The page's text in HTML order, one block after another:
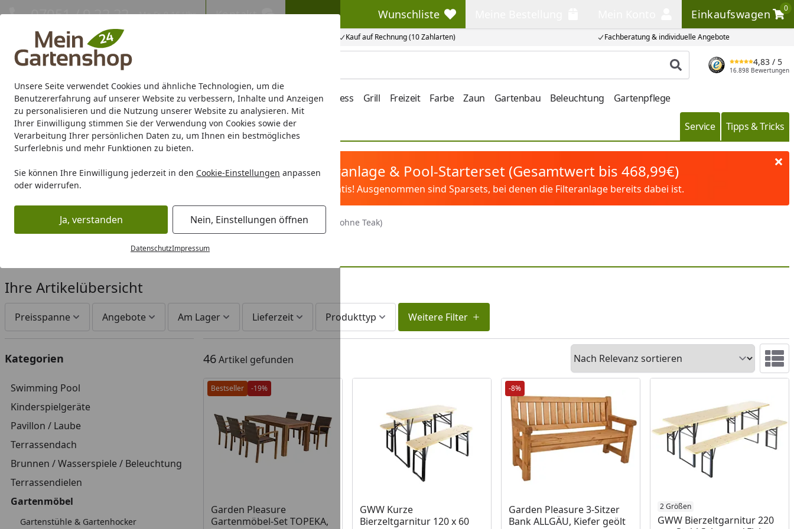
Unsere Seite verwendet Cookies und ähnliche Technologien, um die
Benutzererfahrung auf unserer Website zu verbessern, Inhalte und Anzeigen
zu personalisieren und die Nutzung unserer Website zu analysieren. Mit
Ihrer Einwilligung stimmen Sie der Verwendung von Cookies sowie der
Verarbeitung Ihrer persönlichen Daten zu, um Ihnen ein bestmögliches
Surferlebnis und mehr Funktionen zu bieten.
Sie können Ihre Einwilligung jederzeit in den Cookie-Einstellungen anpassen
oder widerrufen.
Ja, verstanden Nein, Einstellungen öffnen
DatenschutzImpressum
Eigene Montage-Teams Kauf auf Rechnung (10 Zahlarten) Fachberatung & individuelle Angebote
07051 / 9 22 22 Mo-Fr. 8-16 Uhr Kontakt Wunschliste
Wunschliste Einkaufswagen
0
Einkaufswagen
Produkt suchen
4,83 / 5
16.898 Bewertungen
Gartenhaus Gerätehaus Gewächshaus Carport/Garage/Vordach Wellness Grill Freizeit Farbe Zaun Gartenbau Beleuchtung Gartenpflege
Marken Sale % Service Tipps & Tricks
Karibu Pools inkl. gratis Sandfilteranlage & Pool-Starterset (Gesamtwert bis 468,99€)
Dein Traumpool im Sorglos-Paket: Filter&Pflege gratis! Ausgenommen sind Sparsets, bei denen die Filteranlage bereits dabei ist.
Startseite
Gartenmöbel Gartenmöbel nach Material Gartenmöbel aus Holz (ohne Teak)
Gartenmöbel aus Holz (ohne Teak)
Ihre Artikelübersicht
Preisspanne Angebote Am Lager Lieferzeit Produkttyp Weitere Filter
Kategorien
Swimming Pool
Kinderspielgeräte
Pavillon / Laube
Terrassendach
Brunnen / Wasserspiele / Beleuchtung
Terrassendielen
Gartenmöbel
Gartenstühle & Gartenhocker
46Artikel gefunden
Sortieren
Bestseller -19%
Garden Pleasure
Gartenmöbel-Set TOPEKA,
Produkt am Lager
GWW Kurze
Bierzeltgarnitur 120 x 60
Produkt am Lager
-8%
Garden Pleasure 3-Sitzer
Bank ALLGÄU, Kiefer geölt
Produkt am Lager 2 Größen
GWW Bierzeltgarnitur 220
Produkt am Lager